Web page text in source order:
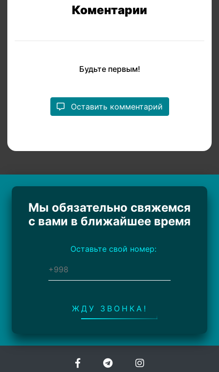
Коментарии
Будьте первым!
Оставить комментарий
Мы обязательно свяжемся
с вами в ближайшее время
Оставьте свой номер:
ЖДУ ЗВОНКА!